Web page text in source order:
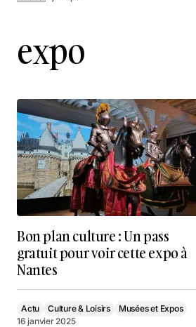
expo
Bon plan culture : Un pass
gratuit pour voir cette expo à
Nantes
Actu Culture & Loisirs
Musées et Expos
16 janvier 2025